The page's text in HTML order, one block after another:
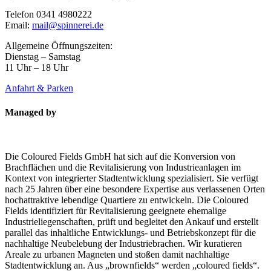
Telefon 0341 4980222
Email: mail@spinnerei.de
Allgemeine Öffnungszeiten:
Dienstag – Samstag
11 Uhr – 18 Uhr
Anfahrt & Parken
Managed by
Die Coloured Fields GmbH hat sich auf die Konversion von
Brachflächen und die Revitalisierung von Industrieanlagen im
Kontext von integrierter Stadtentwicklung spezialisiert. Sie verfügt
nach 25 Jahren über eine besondere Expertise aus verlassenen Orten
hochattraktive lebendige Quartiere zu entwickeln. Die Coloured
Fields identifiziert für Revitalisierung geeignete ehemalige
Industrieliegenschaften, prüft und begleitet den Ankauf und erstellt
parallel das inhaltliche Entwicklungs- und Betriebskonzept für die
nachhaltige Neubelebung der Industriebrachen. Wir kuratieren
Areale zu urbanen Magneten und stoßen damit nachhaltige
Stadtentwicklung an. Aus „brownfields“ werden „coloured fields“.